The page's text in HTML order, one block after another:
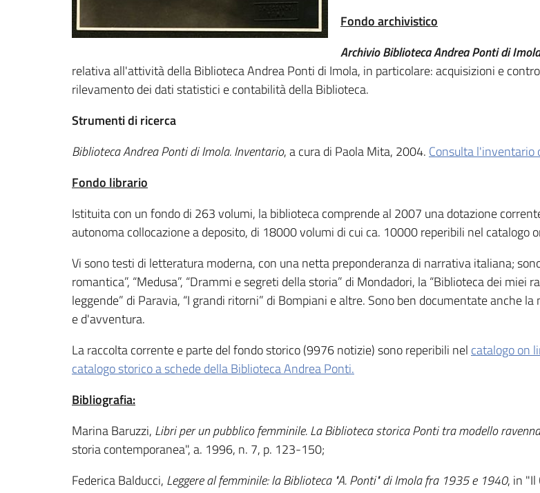
Fondo archivistico
Archivio Biblioteca Andrea Ponti di Imola
relativa all'attività della Biblioteca Andrea Ponti di Imola, in particolare: acquisizioni e
rilevamento dei dati statistici e contabilità della Biblioteca.
Strumenti di ricerca
Biblioteca Andrea Ponti di Imola. Inventario, a cura di Paola Mita, 2004. Consulta l'inventario
Fondo librario
Istituita con un fondo di 263 volumi, la biblioteca comprende al 2007 una dotazione
autonoma collocazione a deposito, di 18000 volumi di cui ca. 10000 reperibili nel catalogo
Vi sono testi di letteratura moderna, con una netta preponderanza di narrativa italiana;
romantica”, “Medusa”, “Drammi e segreti della storia” di Mondadori, la “Biblioteca dei miei
leggende” di Paravia, “I grandi ritorni” di Bompiani e altre. Sono ben documentate anche
e d'avventura.
La raccolta corrente e parte del fondo storico (9976 notizie) sono reperibili nel catalogo on
catalogo storico a schede della Biblioteca Andrea Ponti.
Bibliografia:
Marina Baruzzi, Libri per un pubblico femminile. La Biblioteca storica Ponti tra modello
storia contemporanea", a. 1996, n. 7, p. 123-150;
Federica Balducci, Leggere al femminile: la Biblioteca "A. Ponti" di Imola fra 1935 e 1940, in "Il